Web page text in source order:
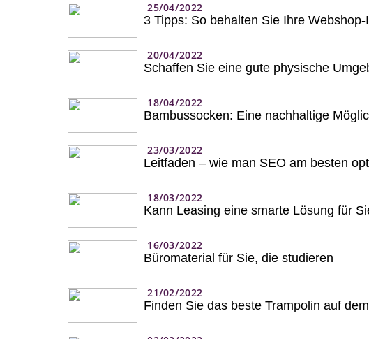
25/04/2022
3 Tipps: So behalten Sie Ihre
20/04/2022
Schaffen Sie eine gute physische
18/04/2022
Bambussocken: Eine nachhaltige
23/03/2022
Leitfaden – wie man SEO am besten
18/03/2022
Kann Leasing eine smarte Lösung für
16/03/2022
Büromaterial für Sie, die studieren
21/02/2022
Finden Sie das beste Trampolin auf